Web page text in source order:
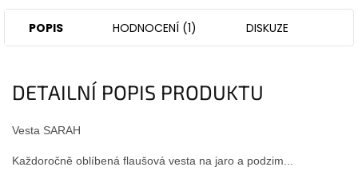
POPIS HODNOCENÍ (1) DISKUZE
DETAILNÍ POPIS PRODUKTU
Vesta SARAH
Každoročně oblíbená flaušová vesta na jaro a podzim...